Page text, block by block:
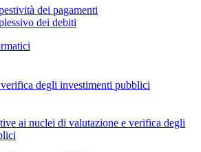
dei pagamenti
dei debiti
degli investimenti pubblici
ai nuclei di valutazione e verifica degli